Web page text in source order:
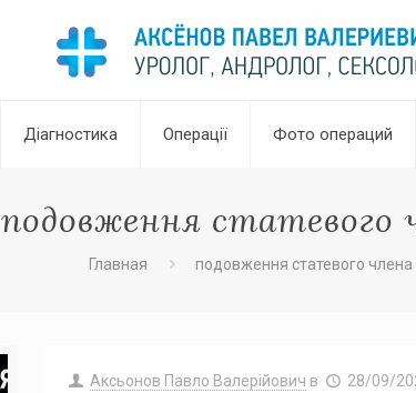
Діагностика Операції Фото операций
подовження статевого
Главная подовження статевого члена
Аксьонов Павло Валерійович в 28/09/